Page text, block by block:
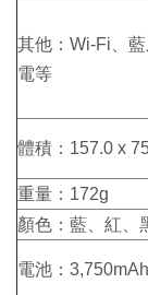
其他：Wi-Fi、
電等
體積：157.0 x
重量：172g
顏色：藍、紅、
電池：3,750mAh